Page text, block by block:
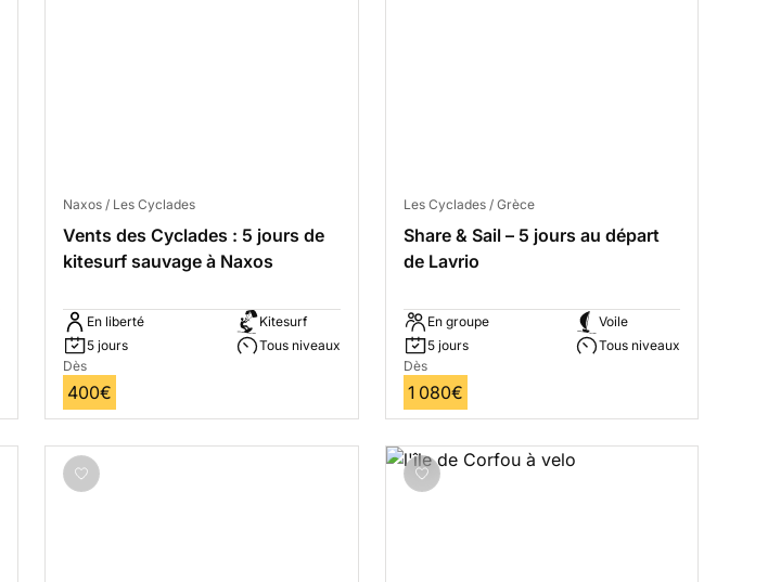
Naxos / Les Cyclades
Vents des Cyclades : 5 jours de
kitesurf sauvage à Naxos
En liberté
5 jours
Kitesurf
Tous niveaux
Dès
400€
Les Cyclades / Grèce
Share & Sail – 5 jours au départ
de Lavrio
En groupe
5 jours
Voile
Tous niveaux
Dès
1 080€